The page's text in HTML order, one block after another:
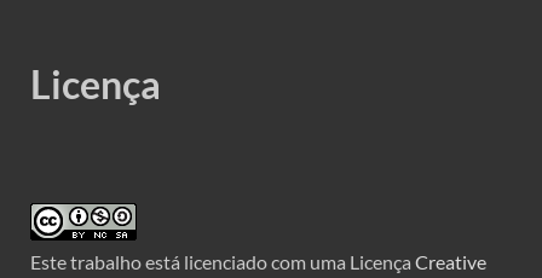
Licença
Este trabalho está licenciado com uma Licença Creative